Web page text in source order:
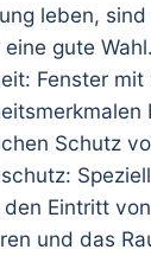
leben,
eine gute Wahl.
Fenster
Schutz
den Eintritt
und das